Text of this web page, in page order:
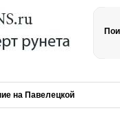
на Павелецкой